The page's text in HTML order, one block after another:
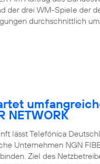
der drei WM-Spiele der
durchschnittlich
NETWORK
lässt Telefónica
Unternehmen NGN
Ziel des